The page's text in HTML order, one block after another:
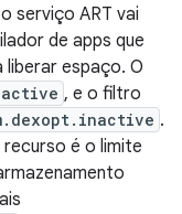
serviço ART vai
de apps que
liberar espaço. O
, e o filtro
.
é o limite